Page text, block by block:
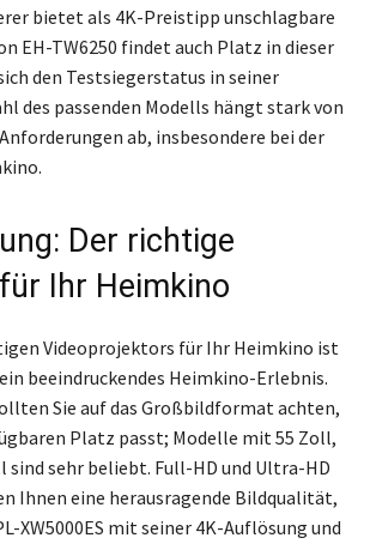
bietet als 4K-Preistipp unschlagbare
EH-TW6250 findet auch Platz in dieser
den Testsiegerstatus in seiner
des passenden Modells hängt stark von
ab, insbesondere bei der
Der richtige
Ihr Heimkino
Videoprojektors für Ihr Heimkino ist
beeindruckendes Heimkino-Erlebnis.
Sie auf das Großbildformat achten,
Platz passt; Modelle mit 55 Zoll,
sind sehr beliebt. Full-HD und Ultra-HD
Ihnen eine herausragende Bildqualität,
XW5000ES mit seiner 4K-Auflösung und